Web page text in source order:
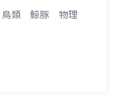
鳥類 鯨豚 物理